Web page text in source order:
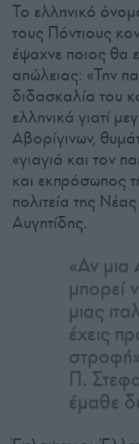
Το ελληνικό
τους Πόντιους
έψαχνε ποιος θα
απώλειας: «Την
διδασκαλία του
ελληνικά γιατί
Αβορίγινων,
«γιαγιά και τον
και εκπρόσωπος
πολιτεία της
Αυγητίδης.
«Αν
μπορεί
μιας
έχεις
Π.
έμαθε